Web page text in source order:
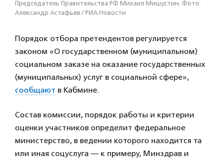
Председатель Правительства РФ Михаил Мишустин. Фото:
Александр Астафьев / РИА Новости
Порядок отбора претендентов регулируется
законом «О государственном (муниципальном)
социальном заказе на оказание государственных
(муниципальных) услуг в социальной сфере»,
сообщают в Кабмине.
Состав комиссии, порядок работы и критерии
оценки участников определит федеральное
министерство, в ведении которого находится та
или иная соцуслуга — к примеру, Минздрав и